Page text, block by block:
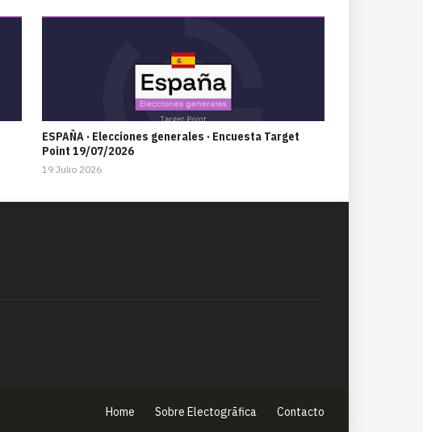
ESPAÑA · Elecciones generales · Encuesta Target
Point 19/07/2026
19 Julio 2026
Home Sobre Electogrāfica Contacto